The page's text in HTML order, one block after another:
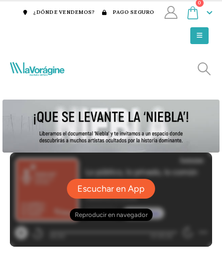
¿DÓNDE VENDEMOS? PAGO SEGURO
0